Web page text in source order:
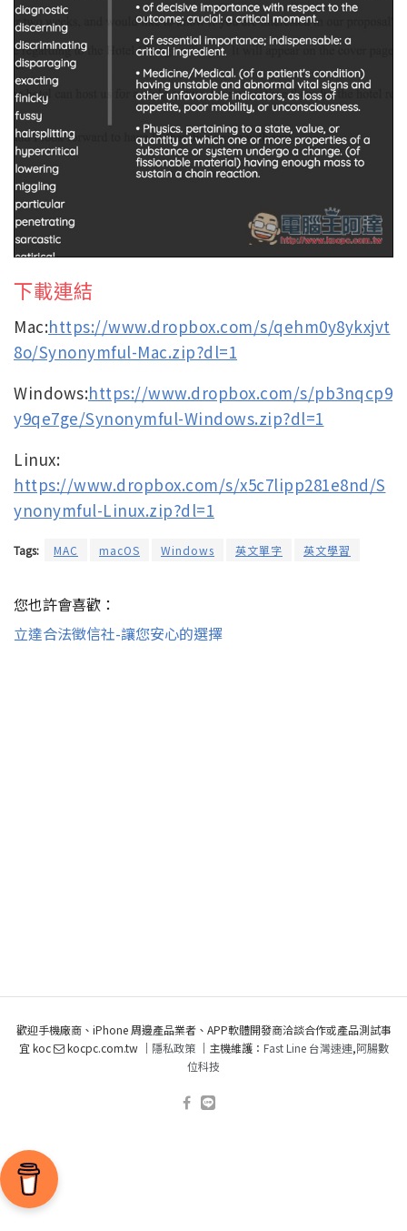
下載連結
Mac:https://www.dropbox.com/s/qehm0y8ykxjvt
8o/Synonymful-Mac.zip?dl=1
Windows:https://www.dropbox.com/s/pb3nqcp9
y9qe7ge/Synonymful-Windows.zip?dl=1
Linux:
https://www.dropbox.com/s/x5c7lipp281e8nd/S
ynonymful-Linux.zip?dl=1
Tags: MAC macOS Windows 英文單字 英文學習
您也許會喜歡：
立達合法徵信社-讓您安心的選擇
歡迎手機廠商、iPhone 周邊產品業者、APP軟體開發商洽談合作或產品測試事
宜 koc
kocpc.com.tw ｜ 隱私政策｜主機維護： Fast Line 台灣速連,阿腸數
位科技